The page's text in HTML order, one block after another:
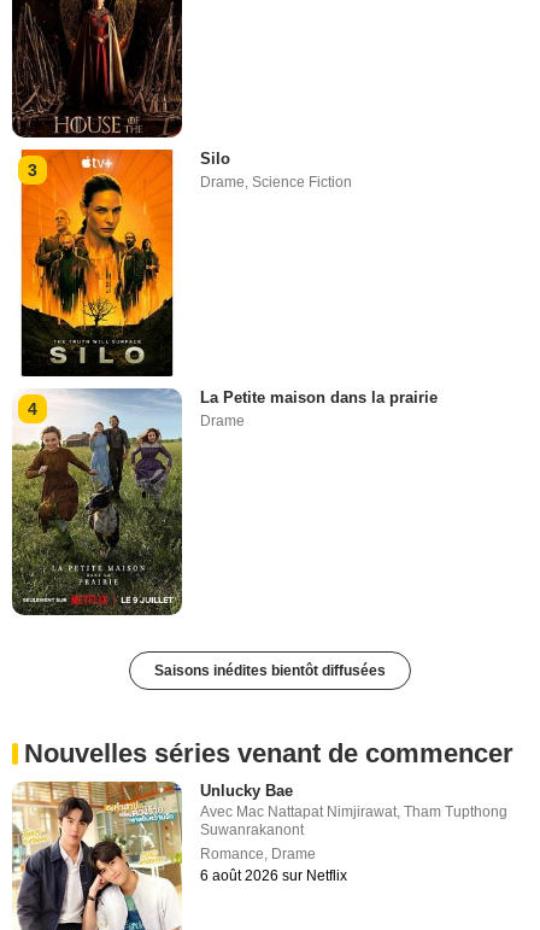
3
Silo
Drame ,Science Fiction
4
La Petite maison dans la prairie
Drame
Saisons inédites bientôt diffusées
Nouvelles séries venant de commencer
Unlucky Bae
Avec Mac Nattapat Nimjirawat,Tham Tupthong
Suwanrakanont
Romance, Drame
6 août 2026 sur Netflix